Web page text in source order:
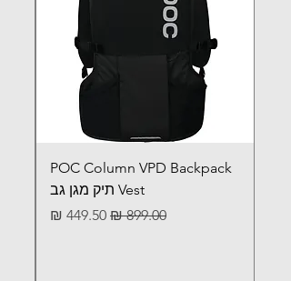
POC Column VPD Backpack
Vest תיק מגן גב
מחיר רגיל מחיר מבצע